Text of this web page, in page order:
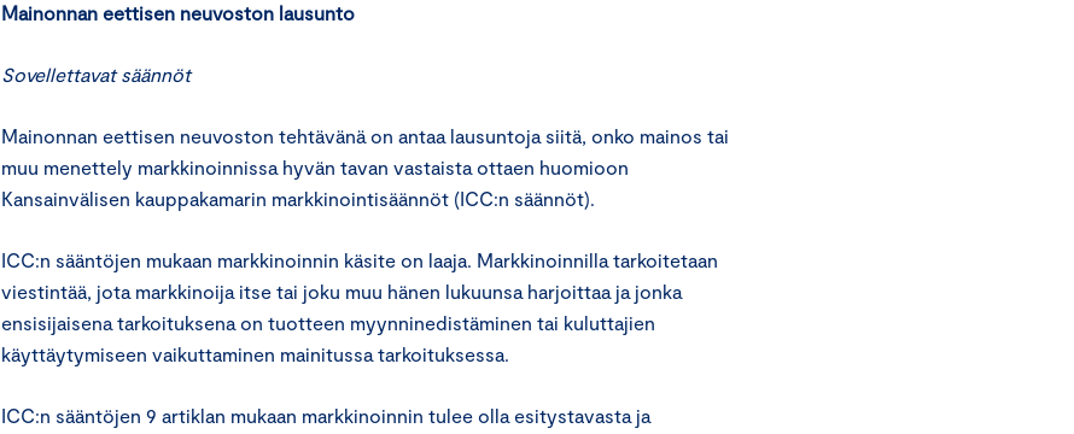
Mainonnan eettisen neuvoston lausunto
Sovellettavat säännöt
Mainonnan eettisen neuvoston tehtävänä on antaa lausuntoja siitä, onko mainos tai
muu menettely markkinoinnissa hyvän tavan vastaista ottaen huomioon
Kansainvälisen kauppakamarin markkinointisäännöt (ICC:n säännöt).
ICC:n sääntöjen mukaan markkinoinnin käsite on laaja. Markkinoinnilla tarkoitetaan
viestintää, jota markkinoija itse tai joku muu hänen lukuunsa harjoittaa ja jonka
ensisijaisena tarkoituksena on tuotteen myynninedistäminen tai kuluttajien
käyttäytymiseen vaikuttaminen mainitussa tarkoituksessa.
ICC:n sääntöjen 9 artiklan mukaan markkinoinnin tulee olla esitystavasta ja